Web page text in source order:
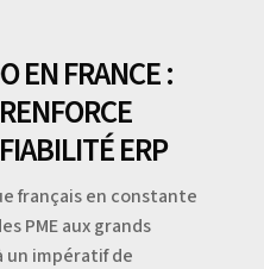
EN FRANCE :
ERP
français en constante
PME aux grands
un impératif de